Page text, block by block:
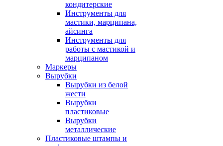
кондитерские
Инструменты для
мастики, марципана,
айсинга
Инструменты для
работы с мастикой и
марципаном
Маркеры
Вырубки
Вырубки из белой
жести
Вырубки
пластиковые
Вырубки
металлические
Пластиковые штампы и